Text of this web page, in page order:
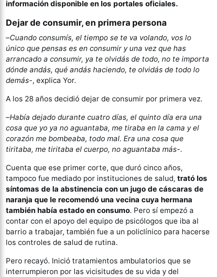
información disponible en los portales oficiales.
Dejar de consumir, en primera persona
–Cuando consumís, el tiempo se te va volando, vos lo
único que pensas es en consumir y una vez que has
arrancado a consumir, ya te olvidás de todo, no te importa
dónde andás, qué andás haciendo, te olvidás de todo lo
demás-, explica Yor.
A los 28 años decidió dejar de consumir por primera vez.
–Había dejado durante cuatro días, el quinto día era una
cosa que yo ya no aguantaba, me tiraba en la cama y el
corazón me bombeaba, todo mal. Era una cosa que
tiritaba, me tiritaba el cuerpo, no aguantaba más-.
Cuenta que ese primer corte, que duró cinco años,
tampoco fue mediado por instituciones de salud, trató los
síntomas de la abstinencia con un jugo de cáscaras de
naranja que le recomendó una vecina cuya hermana
también había estado en consumo. Pero sí empezó a
contar con el apoyo del equipo de psicólogos que iba al
barrio a trabajar, también fue a un policlínico para hacerse
los controles de salud de rutina.
Pero recayó. Inició tratamientos ambulatorios que se
interrumpieron por las vicisitudes de su vida y del